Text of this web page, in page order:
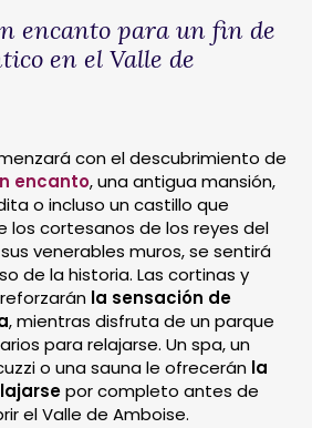
encanto para un fin de
en el Valle de
con el descubrimiento de
encanto, una antigua mansión,
o incluso un castillo que
los cortesanos de los reyes del
venerables muros, se sentirá
de la historia. Las cortinas y
la sensación de
, mientras disfruta de un parque
para relajarse. Un spa, un
o una sauna le ofrecerán la
por completo antes de
el Valle de Amboise.